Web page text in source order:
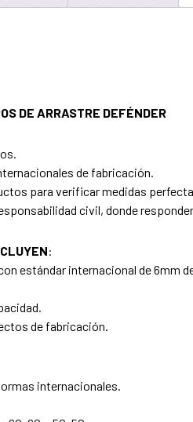
DE ARRASTRE DEFÉNDER
de fabricación.
para verificar medidas
civil, donde
:
estándar internacional de 6mm
de fabricación.
internacionales.